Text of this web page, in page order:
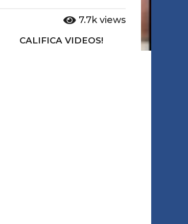
7.7k views
CALIFICA VIDEOS!